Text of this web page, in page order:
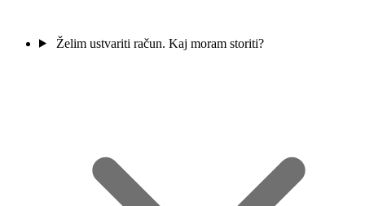
Želim ustvariti račun. Kaj moram storiti?